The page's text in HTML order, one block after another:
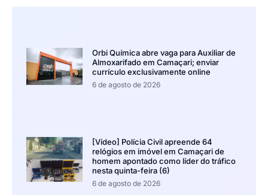
Orbi Química abre vaga para Auxiliar de
Almoxarifado em Camaçari; enviar
currículo exclusivamente online
6 de agosto de 2026
[Vídeo] Polícia Civil apreende 64
relógios em imóvel em Camaçari de
homem apontado como líder do tráfico
nesta quinta-feira (6)
6 de agosto de 2026